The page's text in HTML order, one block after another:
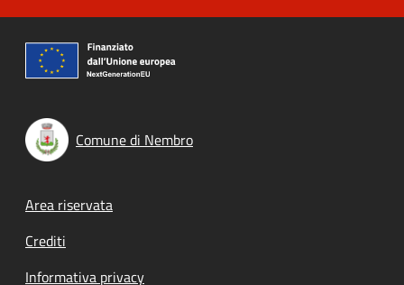
Comune di Nembro
Footer menu
Area riservata
Crediti
Informativa privacy